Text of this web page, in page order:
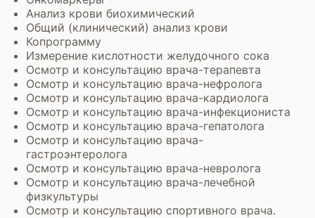
Анализ крови биохимический
Общий (клинический) анализ крови
Копрограмму
Измерение кислотности желудочного сока
Осмотр и консультацию врача-терапевта
Осмотр и консультацию врача-нефролога
Осмотр и консультацию врача-кардиолога
Осмотр и консультацию врача-инфекциониста
Осмотр и консультацию врача-гепатолога
Осмотр и консультацию врача-
гастроэнтеролога
Осмотр и консультацию врача-невролога
Осмотр и консультацию врача-лечебной
физкультуры
Осмотр и консультацию спортивного врача.